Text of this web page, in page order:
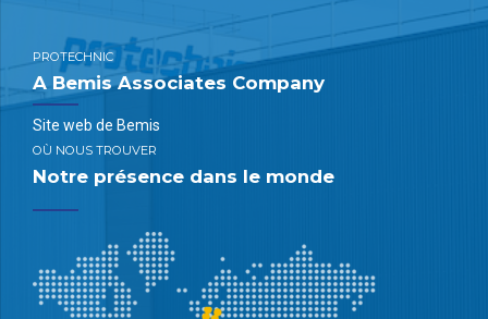
PROTECHNIC
A Bemis Associates Company
Site web de Bemis
OÙ NOUS TROUVER
Notre présence dans le monde